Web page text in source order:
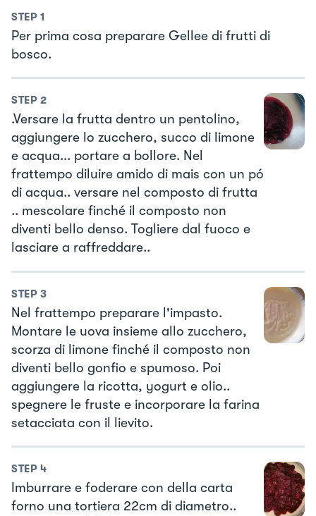
STEP 1
Per prima cosa preparare Gellee di frutti di
bosco.
STEP 2
.Versare la frutta dentro un pentolino,
aggiungere lo zucchero, succo di limone
e acqua... portare a bollore. Nel
frattempo diluire amido di mais con un pó
di acqua.. versare nel composto di frutta
.. mescolare finché il composto non
diventi bello denso. Togliere dal fuoco e
lasciare a raffreddare..
STEP 3
Nel frattempo preparare l'impasto.
Montare le uova insieme allo zucchero,
scorza di limone finché il composto non
diventi bello gonfio e spumoso. Poi
aggiungere la ricotta, yogurt e olio..
spegnere le fruste e incorporare la farina
setacciata con il lievito.
STEP 4
Imburrare e foderare con della carta
forno una tortiera 22cm di diametro..